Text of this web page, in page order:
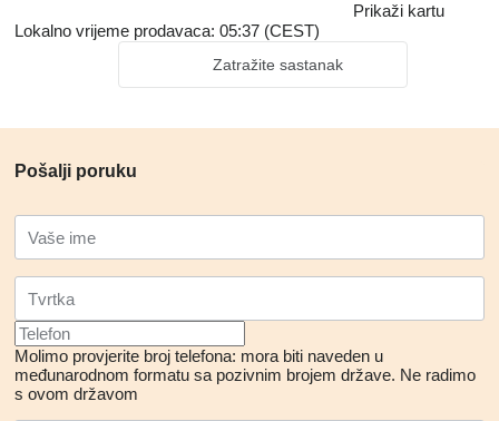
Prikaži kartu
Lokalno vrijeme prodavaca: 05:37 (CEST)
Zatražite sastanak
Pošalji poruku
Molimo provjerite broj telefona: mora biti naveden u
međunarodnom formatu sa pozivnim brojem države. Ne radimo
s ovom državom